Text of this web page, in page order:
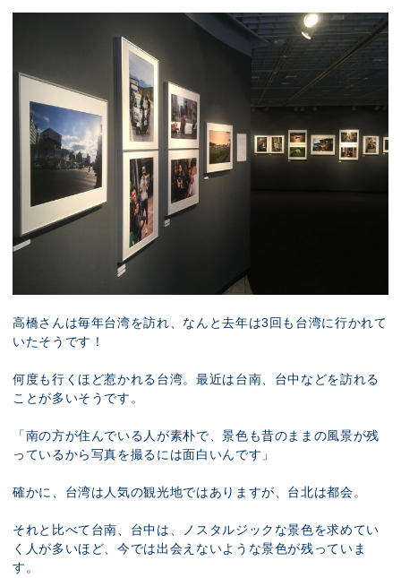
高橋さんは毎年台湾を訪れ、なんと去年は3回も台湾に行かれて
いたそうです！
何度も行くほど惹かれる台湾。最近は台南、台中などを訪れる
ことが多いそうです。
「南の方が住んでいる人が素朴で、景色も昔のままの風景が残
っているから写真を撮るには面白いんです」
確かに、台湾は人気の観光地ではありますが、台北は都会。
それと比べて台南、台中は、ノスタルジックな景色を求めてい
く人が多いほど、今では出会えないような景色が残っていま
す。